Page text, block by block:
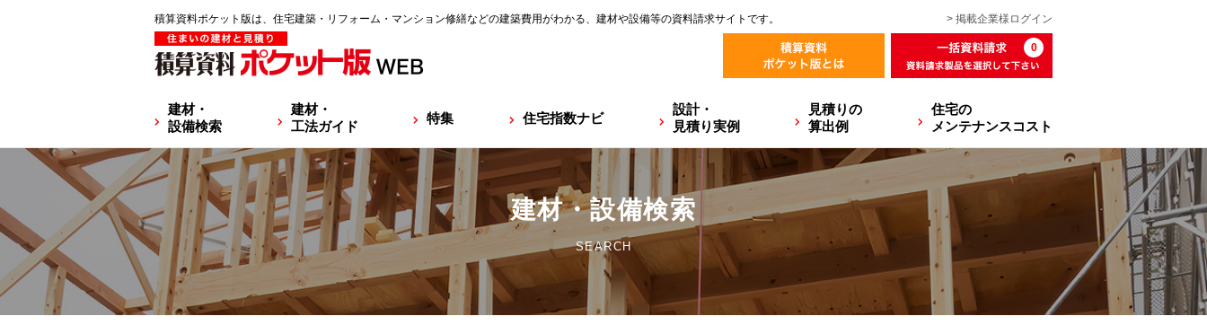
積算資料ポケット版は、住宅建築・リフォーム・マンション修繕などの建築費用がわかる、建材や設備等の資料請求サイトです。 > 掲載企業様 ログイン
0
建材・
設備検索
建材・
工法ガイド
特集 住宅指数ナビ
設計・
見積り実例
見積りの
算出例
住宅の
メンテナンスコスト
建材・設備検索
SEARCH